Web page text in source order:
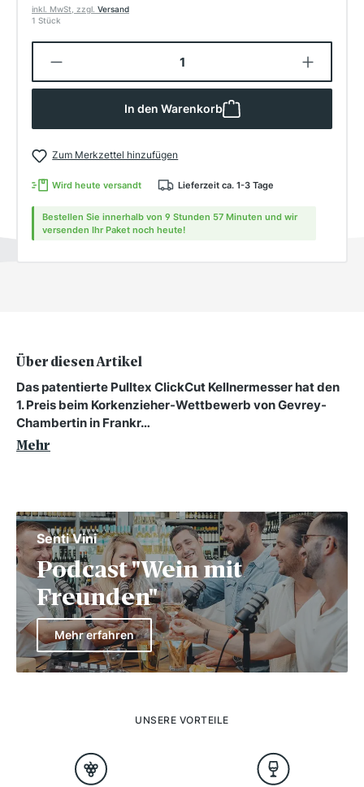
inkl. MwSt, zzgl. Versand
1 Stück
Produkt Anzahl: Gib den
In den Warenkorb
Zum Merkzettel hinzufügen
Wird heute versandt Lieferzeit ca. 1-3 Tage
Bestellen Sie innerhalb von 9 Stunden 57 Minuten und wir
versenden Ihr Paket noch heute!
Über diesen Artikel
Das patentierte Pulltex ClickCut Kellnermesser hat den
1. Preis beim Korkenzieher-Wettbewerb von Gevrey-
Chambertin in Frankr…
Mehr
Senti Vini
Podcast "Wein mit
Freunden"
Mehr erfahren
UNSERE VORTEILE